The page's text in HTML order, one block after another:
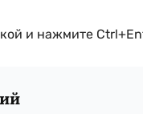
и нажмите